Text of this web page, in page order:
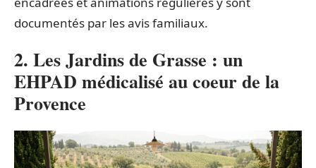
documentés par les avis familiaux.
2. Les Jardins de Grasse : un
EHPAD médicalisé au coeur de la
Provence